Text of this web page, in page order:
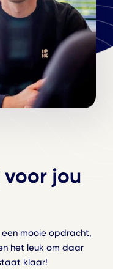
jou
mooie opdracht,
het leuk om daar
klaar!